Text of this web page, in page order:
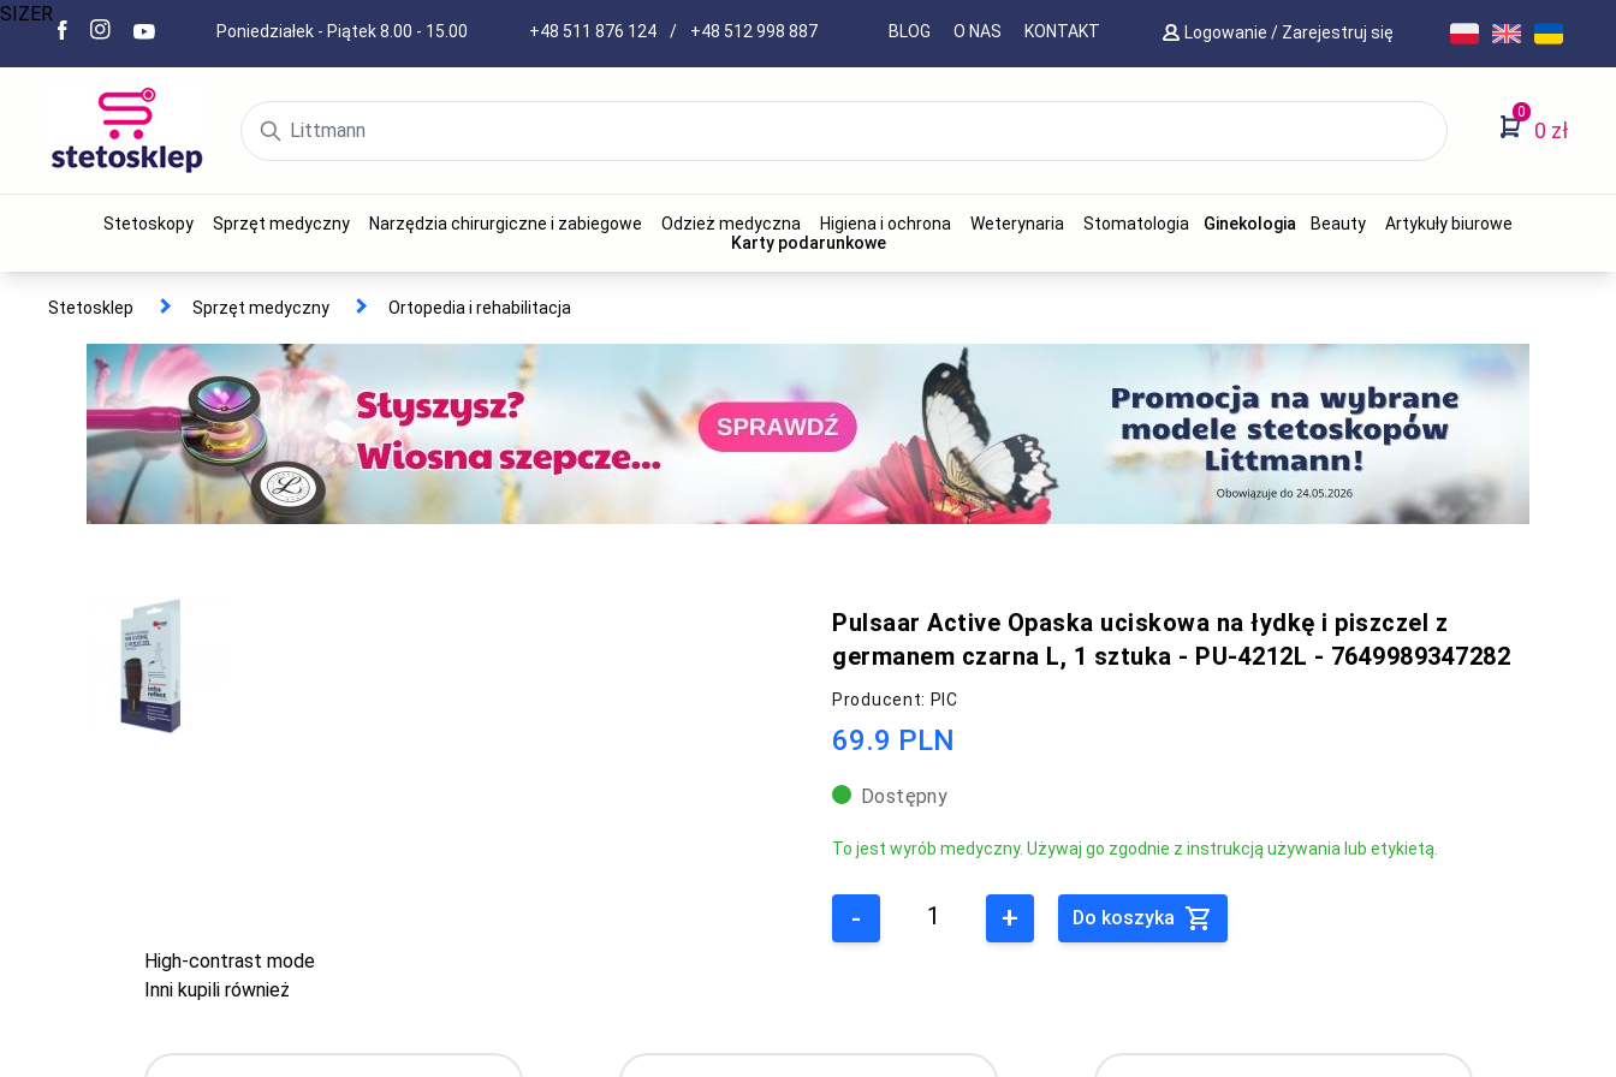
Poniedziałek - Piątek 8.00 - 15.00 +48 511 876 124 / +48 512 998 887 BLOG O NAS KONTAKT Logowanie / Zarejestruj się
0
0 zł
Stetoskopy Sprzęt medyczny Narzędzia chirurgiczne i zabiegowe Odzież medyczna Higiena i ochrona Weterynaria Stomatologia Ginekologia Beauty
Artykuły biurowe
Karty podarunkowe
Stetosklep Sprzęt medyczny Ortopedia i rehabilitacja
Pulsaar Active Opaska uciskowa na łydkę i piszczel z
germanem czarna L, 1 sztuka - PU-4212L - 7649989347282
Producent: PIC
69.9 PLN
Dostępny
To jest wyrób medyczny. Używaj go zgodnie z instrukcją używania lub etykietą.
- +
Do koszyka
High-contrast mode
Inni kupili również
SIZER